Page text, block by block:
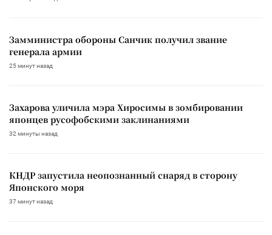
Замминистра обороны Санчик получил звание
генерала армии
25 минут назад
Захарова уличила мэра Хиросимы в зомбировании
японцев русофобскими заклинаниями
32 минуты назад
КНДР запустила неопознанный снаряд в сторону
Японского моря
37 минут назад